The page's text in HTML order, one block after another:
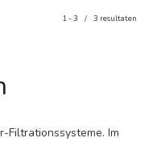
1 - 3 / 3 resultaten
Filtrationssysteme. Im